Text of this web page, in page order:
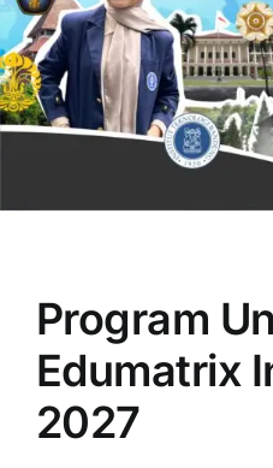
OUR
Program
Edumatrix
2027